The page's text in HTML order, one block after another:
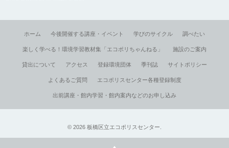
ホーム 今後開催する講座・イベント 学びのサイクル 調べたい
楽しく学べる！環境学習教材集「エコポリちゃんねる」 施設のご案内
貸出について アクセス 登録環境団体 季刊誌 サイトポリシー
よくあるご質問 エコポリスセンター各種登録制度
出前講座・館内学習・館内案内などのお申し込み
© 2026 板橋区立エコポリスセンター